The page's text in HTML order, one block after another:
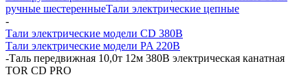
ручные шестеренныеТали электрические цепные
-
Тали электрические модели CD 380В
Тали электрические модели PA 220В
-Таль передвижная 10,0т 12м 380В электрическая канатная
TOR CD PRO